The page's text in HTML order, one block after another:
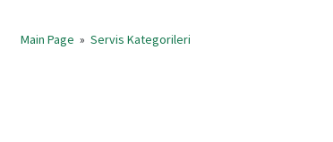
Main Page » Servis Kategorileri